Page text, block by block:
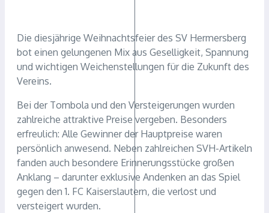
Die diesjährige Weihnachtsfeier des SV Hermersberg
bot einen gelungenen Mix aus Geselligkeit, Spannung
und wichtigen Weichenstellungen für die Zukunft des
Vereins.
Bei der Tombola und den Versteigerungen wurden
zahlreiche attraktive Preise vergeben. Besonders
erfreulich: Alle Gewinner der Hauptpreise waren
persönlich anwesend. Neben zahlreichen SVH-Artikeln
fanden auch besondere Erinnerungsstücke großen
Anklang – darunter exklusive Andenken an das Spiel
gegen den 1. FC Kaiserslautern, die verlost und
versteigert wurden.